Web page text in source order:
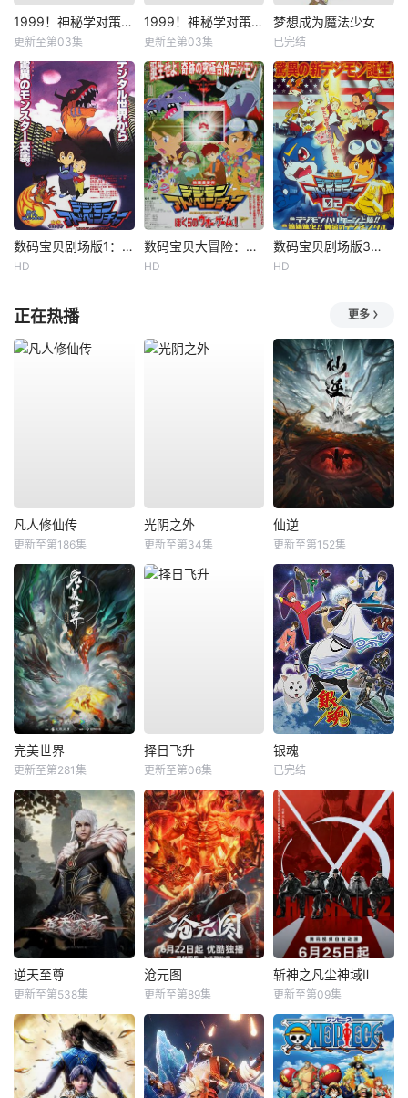
1999！神秘学对策部国语
更新至第03集
1999！神秘学对策部英语
更新至第03集
梦想成为魔法少女
已完结
数码宝贝剧场版1：滚球兽诞生之谜
HD
数码宝贝大冒险：我们的战争游戏！
HD
数码宝贝剧场版3：前篇・数码兽飓风登陆！！后篇・超绝进化！
HD
正在热播 更多
凡人修仙传
更新至第186集
光阴之外
更新至第34集
仙逆
更新至第152集
完美世界
更新至第281集
择日飞升
更新至第06集
银魂
已完结
逆天至尊
更新至第538集
沧元图
更新至第89集
斩神之凡尘神域Ⅱ
更新至第09集